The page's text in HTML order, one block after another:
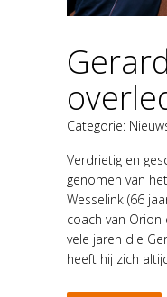
Categorie:
Verdrietig en
genomen van
Wesselink (66
coach van
vele jaren die
heeft hij zich